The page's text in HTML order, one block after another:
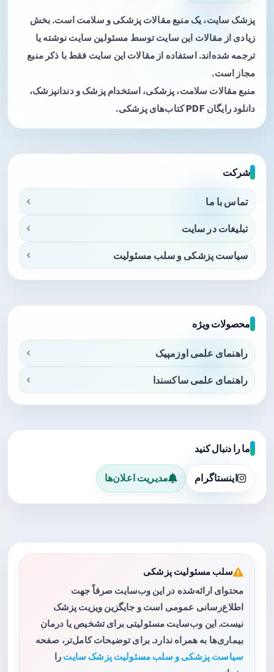
پزشک سایت، یک منبع مقالات پزشکی و سلامت است. بخش
زیادی از مقالات این سایت توسط مسئولین سایت نوشته یا
ترجمه شده‌اند. استفاده از مقالات این سایت فقط با ذکر منبع
مجاز است.
منبع مقالات سلامت، پزشکی، استخدام پزشک و دندانپزشک،
دانلود رایگان PDF کتاب‌های پزشکی.
شرکت
تماس با ما
تبلیغات در سایت
سیاست پزشکی و سلب مسئولیت
محصولات ویژه
راهنمای علمی اوزمپیک
راهنمای علمی ساکسندا
ما را دنبال کنید
اینستاگرام مدیریت اعلان‌ها
سلب مسئولیت پزشکی
محتوای ارائه‌شده در این وب‌سایت صرفاً جهت
اطلاع‌رسانی عمومی است و جایگزین ویزیت پزشک
نیست. این وب‌سایت مسئولیتی برای تشخیص یا درمان
بیماری‌ها به همراه ندارد. برای توضیحات کامل‌تر، صفحه
سیاست پزشکی و سلب مسئولیت پزشک سایت را